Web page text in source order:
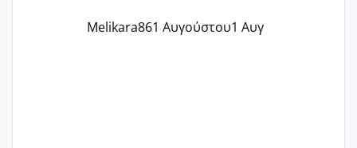
Melikara861 Αυγούστου1 Αυγ